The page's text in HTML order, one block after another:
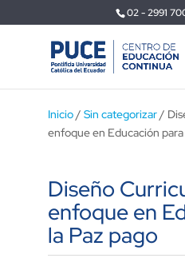
02 - 2991
Inicio/ Sin categorizar/
enfoque en Educación para
Diseño
enfoque en
la Paz pago